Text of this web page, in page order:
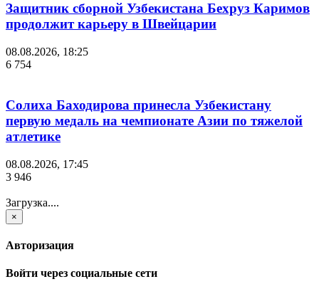
Защитник сборной Узбекистана Бехруз Каримов
продолжит карьеру в Швейцарии
08.08.2026, 18:25
6 754
Солиха Баходирова принесла Узбекистану
первую медаль на чемпионате Азии по тяжелой
атлетике
08.08.2026, 17:45
3 946
Загрузка....
×
Авторизация
Войти через социальные сети